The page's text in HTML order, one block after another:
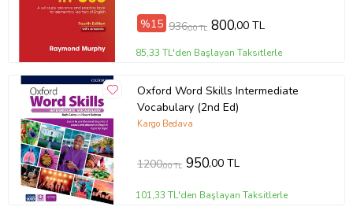
%15 936,00 TL 800,00 TL
85,33 TL'den Başlayan Taksitlerle
Oxford Word Skills Intermediate
Vocabulary (2nd Ed)
Kargo Bedava
1200,00 TL 950,00 TL
101,33 TL'den Başlayan Taksitlerle